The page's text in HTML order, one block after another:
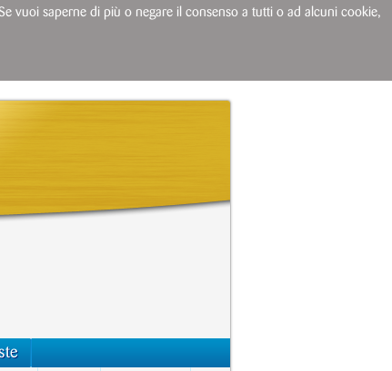
vuoi saperne di più o negare il consenso a tutti o ad alcuni cookie,